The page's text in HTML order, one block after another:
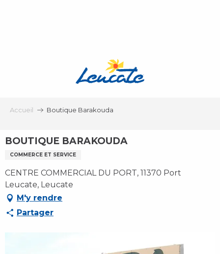
Accueil Boutique Barakouda
BOUTIQUE BARAKOUDA
COMMERCE ET SERVICE
CENTRE COMMERCIAL DU PORT, 11370 Port
Leucate, Leucate
M'y rendre
Partager